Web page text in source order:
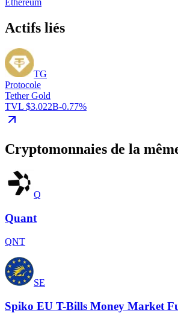
Actifs liés
TG
Protocole
Tether Gold
TVL $3.022B-0.77%
Cryptomonnaies de la
Q
Quant
QNT
SE
Spiko EU T-Bills Money Market